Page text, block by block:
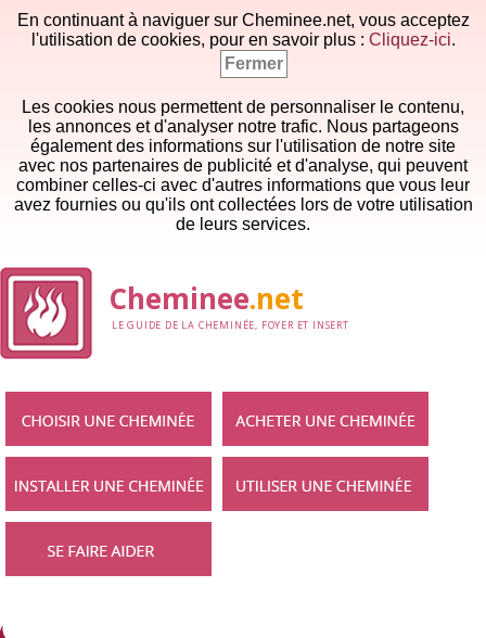
En continuant à naviguer sur Cheminee.net, vous acceptez
l'utilisation de cookies, pour en savoir plus : Cliquez-ici.
Fermer
Les cookies nous permettent de personnaliser le contenu,
les annonces et d'analyser notre trafic. Nous partageons
également des informations sur l'utilisation de notre site
avec nos partenaires de publicité et d'analyse, qui peuvent
combiner celles-ci avec d'autres informations que vous leur
avez fournies ou qu'ils ont collectées lors de votre utilisation
de leurs services.
Cheminee.net
LE GUIDE DE LA CHEMINÉE, FOYER ET INSERT